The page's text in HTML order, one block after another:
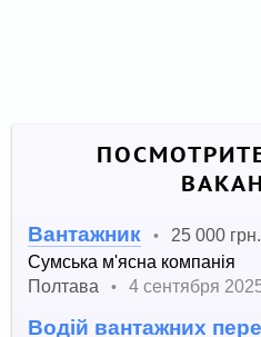
Вантажник • 25 000 грн.
Сумська м'ясна компанія
Полтава
• 4 сентября
Водій вантажних